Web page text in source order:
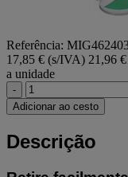
Referência:
17,85 € (s/IVA) 21,96
a unidade
-
Adicionar ao cesto
Descrição